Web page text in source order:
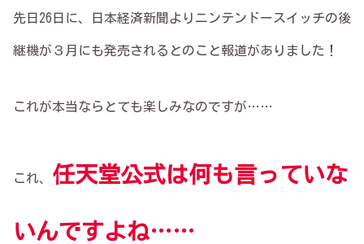
先日26日に、日本経済新聞よりニンテンドースイッチの後
継機が３月にも発売されるとのこと報道がありました！
これが本当ならとても楽しみなのですが……
これ、 任天堂公式は何も言っていな
いんですよね……